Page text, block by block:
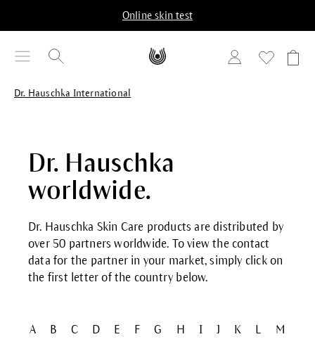
Online skin test
Dr. Hauschka International
Dr. Hauschka
worldwide.
Dr. Hauschka Skin Care products are distributed by
over 50 partners worldwide. To view the contact
data for the partner in your market, simply click on
the first letter of the country below.
A B C D E F G H I J K L M